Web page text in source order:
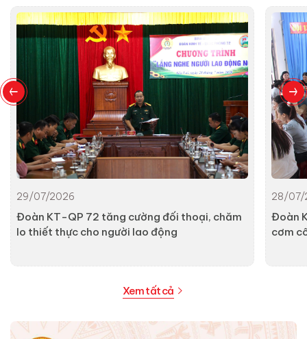
29/07/2026
Đoàn KT-QP 72 tăng cường đối thoại, chăm
lo thiết thực cho người lao động
28/07/
Đoàn
cơm
Xem tất cả